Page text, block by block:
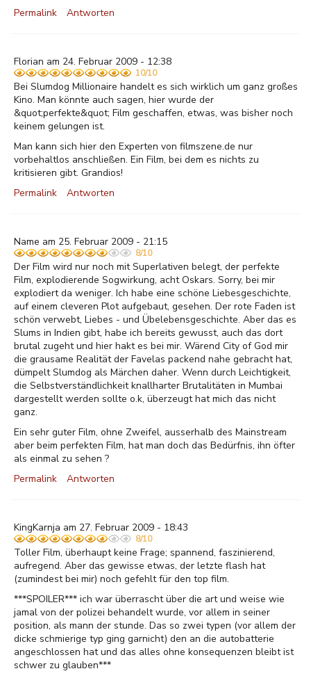
Permalink
Antworten
Florian am 24. Februar 2009 - 12:38
10/10
Bei Slumdog Millionaire handelt es sich wirklich um ganz großes
Kino. Man könnte auch sagen, hier wurde der
&quot;perfekte&quot; Film geschaffen, etwas, was bisher noch
keinem gelungen ist.
Man kann sich hier den Experten von filmszene.de nur
vorbehaltlos anschließen. Ein Film, bei dem es nichts zu
kritisieren gibt. Grandios!
Permalink
Antworten
Name am 25. Februar 2009 - 21:15
8/10
Der Film wird nur noch mit Superlativen belegt, der perfekte
Film, explodierende Sogwirkung, acht Oskars. Sorry, bei mir
explodiert da weniger. Ich habe eine schöne Liebesgeschichte,
auf einem cleveren Plot aufgebaut, gesehen. Der rote Faden ist
schön verwebt, Liebes - und Übelebensgeschichte. Aber das es
Slums in Indien gibt, habe ich bereits gewusst, auch das dort
brutal zugeht und hier hakt es bei mir. Wärend City of God mir
die grausame Realität der Favelas packend nahe gebracht hat,
dümpelt Slumdog als Märchen daher. Wenn durch Leichtigkeit,
die Selbstverständlichkeit knallharter Brutalitäten in Mumbai
dargestellt werden sollte o.k, überzeugt hat mich das nicht
ganz.
Ein sehr guter Film, ohne Zweifel, ausserhalb des Mainstream
aber beim perfekten Film, hat man doch das Bedürfnis, ihn öfter
als einmal zu sehen ?
Permalink
Antworten
KingKarnja am 27. Februar 2009 - 18:43
8/10
Toller Film, überhaupt keine Frage; spannend, faszinierend,
aufregend. Aber das gewisse etwas, der letzte flash hat
(zumindest bei mir) noch gefehlt für den top film.
***SPOILER*** ich war überrascht über die art und weise wie
jamal von der polizei behandelt wurde, vor allem in seiner
position, als mann der stunde. Das so zwei typen (vor allem der
dicke schmierige typ ging garnicht) den an die autobatterie
angeschlossen hat und das alles ohne konsequenzen bleibt ist
schwer zu glauben***